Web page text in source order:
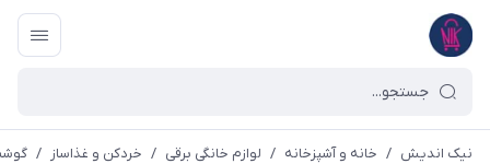
نیک اندیش / خانه و آشپزخانه / لوازم خانگی برقی / خردکن و غذاساز /